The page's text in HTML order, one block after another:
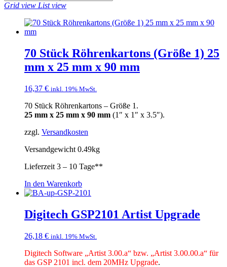
Grid view List view
70 Stück Röhrenkartons (Größe 1) 25
mm x 25 mm x 90 mm
16,37 € inkl. 19% MwSt.
70 Stück Röhrenkartons – Größe 1.
25 mm x 25 mm x 90 mm (1″ x 1″ x 3.5″).
zzgl. Versandkosten
Versandgewicht 0.49kg
Lieferzeit 3 – 10 Tage**
In den Warenkorb
Digitech GSP2101 Artist Upgrade
26,18 € inkl. 19% MwSt.
Digitech Software „Artist 3.00.a“ bzw. „Artist 3.00.00.a“ für
das GSP 2101 incl. dem 20MHz Upgrade.